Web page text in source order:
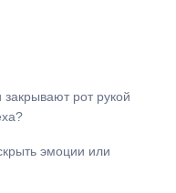
рот рукой
эмоции или